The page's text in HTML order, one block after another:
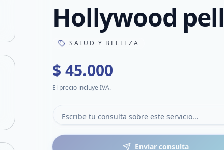
Compartir en Facebook
Compartir en XHollywood pell
SALUD Y BELLEZA
$ 45.000
El precio incluye IVA.
Enviar consulta